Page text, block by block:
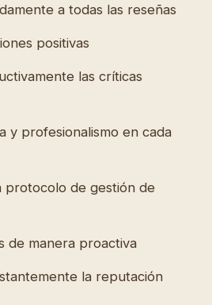
a todas las reseñas
positivas
las críticas
y profesionalismo en cada
protocolo de gestión de
de manera proactiva
la reputación